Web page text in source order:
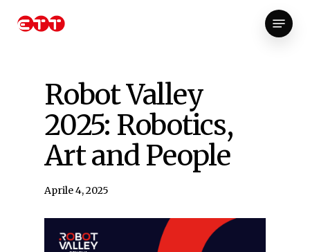
Menu
Robot Valley
2025: Robotics,
Art and People
Aprile 4, 2025